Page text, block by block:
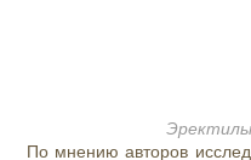
По мнению авторов